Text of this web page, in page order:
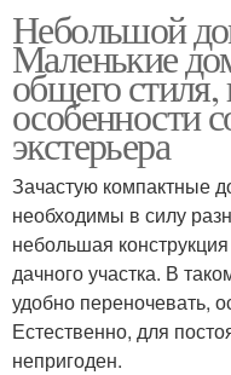
Небольшой
Маленькие
общего стиля,
особенности
экстерьера
Зачастую компактные
необходимы в силу
небольшая
дачного участка. В
удобно переночевать,
Естественно, для
непригоден.